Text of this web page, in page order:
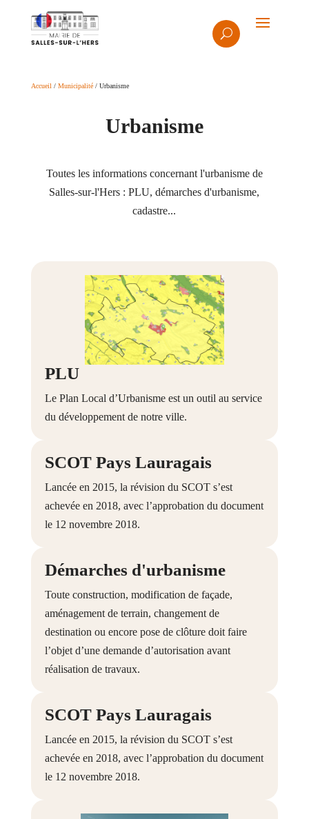
Accueil / Municipalité/ Urbanisme
Urbanisme
Toutes les informations concernant l'urbanisme de
Salles-sur-l'Hers : PLU, démarches d'urbanisme,
cadastre...
PLU
Le Plan Local d’Urbanisme est un outil au service
du développement de notre ville.
SCOT Pays Lauragais
Lancée en 2015, la révision du SCOT s’est
achevée en 2018, avec l’approbation du document
le 12 novembre 2018.
Démarches d'urbanisme
Toute construction, modification de façade,
aménagement de terrain, changement de
destination ou encore pose de clôture doit faire
l’objet d’une demande d’autorisation avant
réalisation de travaux.
SCOT Pays Lauragais
Lancée en 2015, la révision du SCOT s’est
achevée en 2018, avec l’approbation du document
le 12 novembre 2018.